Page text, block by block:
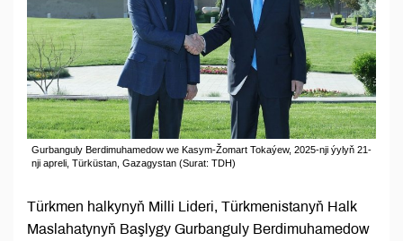
Gurbanguly Berdimuhamedow we Kasym-Žomart Tokaýew, 2025-nji ýylyň 21-
nji apreli, Türküstan, Gazagystan (Surat: TDH)
Türkmen halkynyň Milli Lideri, Türkmenistanyň Halk
Maslahatynyň Başlygy Gurbanguly Berdimuhamedow